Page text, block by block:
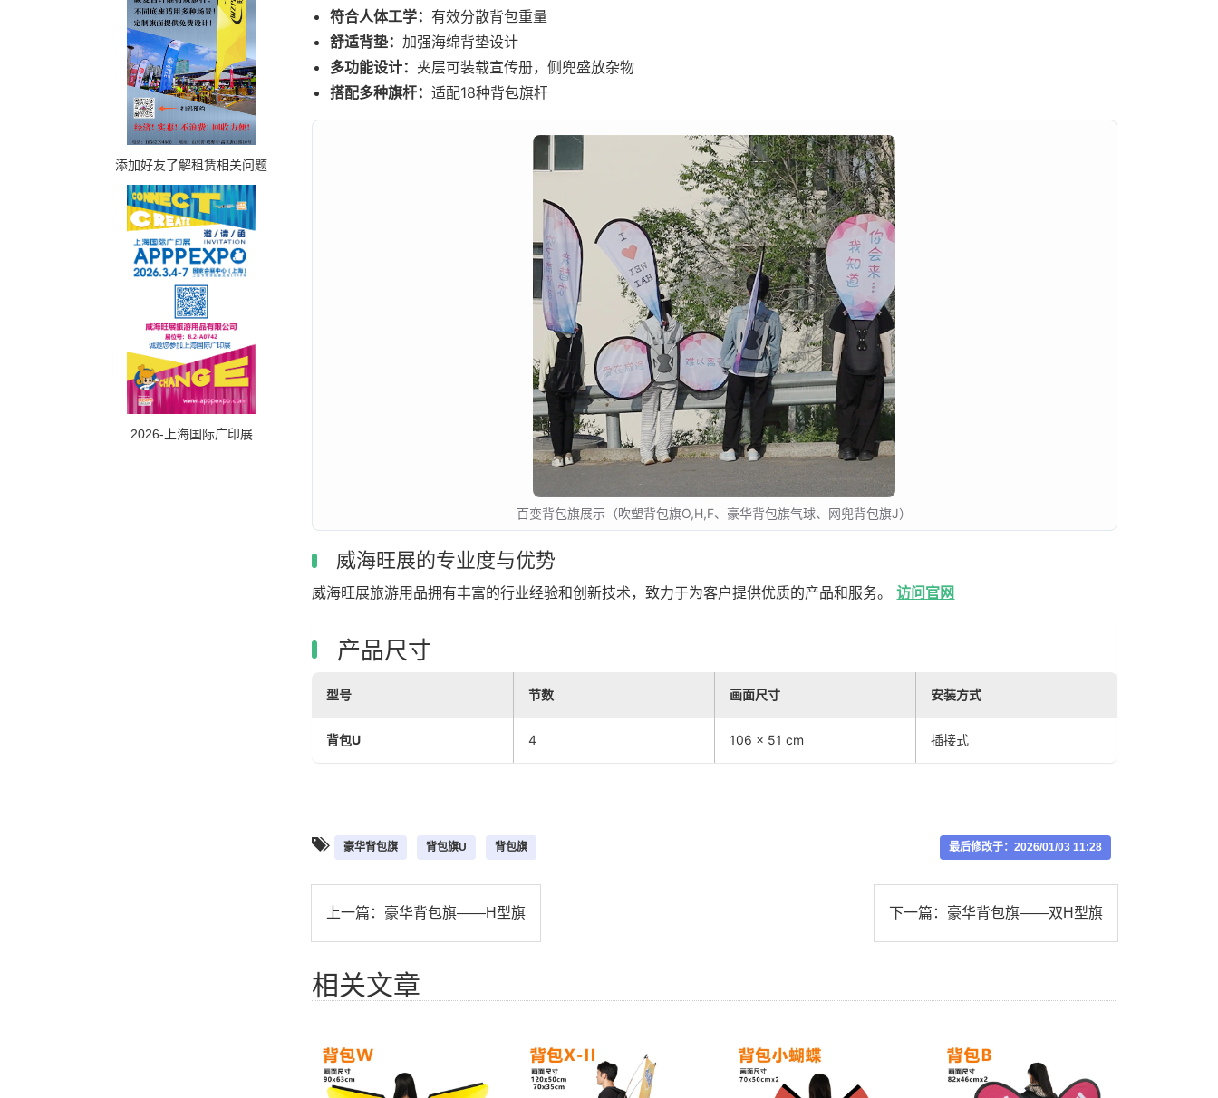
符合人体工学： 有效分散背包重量
舒适背垫： 加强海绵背垫设计
多功能设计： 夹层可装载宣传册，侧兜盛放杂物
搭配多种旗杆： 适配18种背包旗杆
百变背包旗展示（吹塑背包旗O,H,F、豪华背包旗气球、网兜背包旗J）
威海旺展的专业度与优势
威海旺展旅游用品拥有丰富的行业经验和创新技术，致力于为客户提供优质的产品和服务。访问官网
产品尺寸
型号 节数 画面尺寸 安装方式
背包U 4 106 × 51 cm 插接式
豪华背包旗 背包旗U 背包旗 最后修改于：2026/01/03 11:28
上一篇： 豪华背包旗——H型旗 下一篇： 豪华背包旗——双H型旗
相关文章
添加好友了解租赁相关问题
2026-上海国际广印展